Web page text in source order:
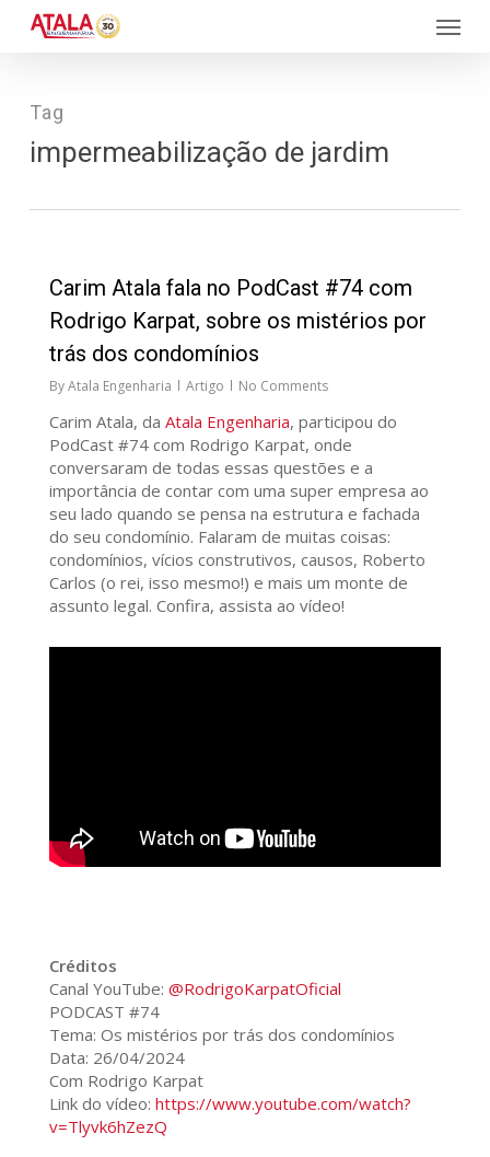
Menu
Tag
impermeabilização de jardim
Carim Atala fala no PodCast #74 com
Rodrigo Karpat, sobre os mistérios por
trás dos condomínios
ByAtala Engenharia Artigo No Comments
Carim Atala, da Atala Engenharia, participou do
PodCast #74 com Rodrigo Karpat, onde
conversaram de todas essas questões e a
importância de contar com uma super empresa ao
seu lado quando se pensa na estrutura e fachada
do seu condomínio. Falaram de muitas coisas:
condomínios, vícios construtivos, causos, Roberto
Carlos (o rei, isso mesmo!) e mais um monte de
assunto legal. Confira, assista ao vídeo!
Créditos
Canal YouTube: @RodrigoKarpatOficial
PODCAST #74
Tema: Os mistérios por trás dos condomínios
Data: 26/04/2024
Com Rodrigo Karpat
Link do vídeo: https://www.youtube.com/watch?
v=Tlyvk6hZezQ